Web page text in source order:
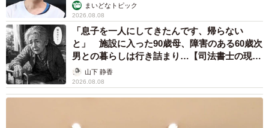
まいどなトピック
2026.08.08
「息子を一人にしてきたんです、帰らない
と」 施設に入った90歳母、障害のある60歳次
男との暮らしは行き詰まり…【司法書士の現場
から】山下 静香
2026.08.08